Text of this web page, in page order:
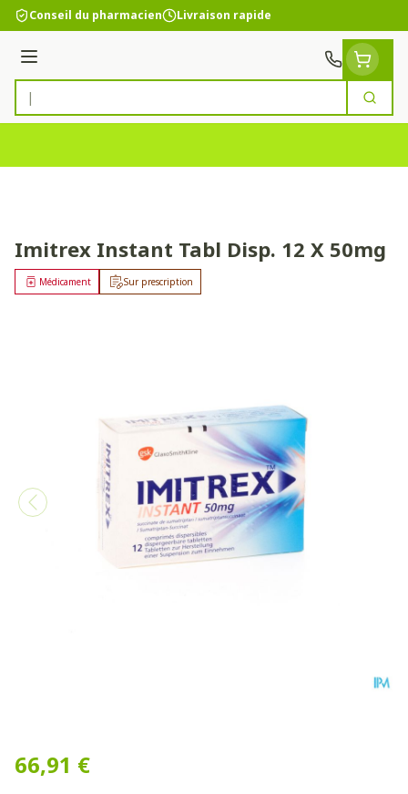
Aller au contenu
Conseil du pharmacien Livraison rapide
Menu
Rechercher
Imitrex Instant Tabl Disp. 12 X 50mg
Sur prescription
Médicament
66,91 €